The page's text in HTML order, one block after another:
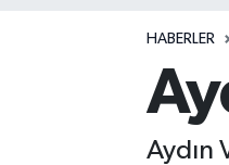
HABERLER
Aydın